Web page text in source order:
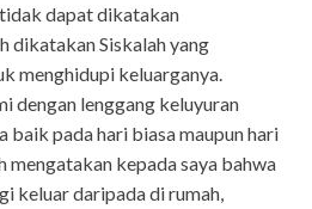
dapat dikatakan
dikatakan Siskalah yang
menghidupi keluarganya.
dengan lenggang keluyuran
baik pada hari biasa maupun hari
mengatakan kepada saya bahwa
keluar daripada di rumah,